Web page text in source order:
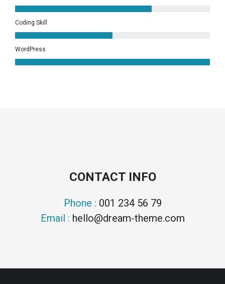
Coding Skill
WordPress
CONTACT INFO
Phone : 001 234 56 79
Email : hello@dream-theme.com